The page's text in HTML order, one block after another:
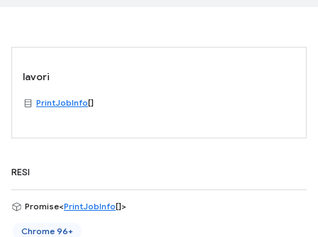
lavori
PrintJobInfo[]
RESI
Promise<PrintJobInfo[]>
Chrome 96+